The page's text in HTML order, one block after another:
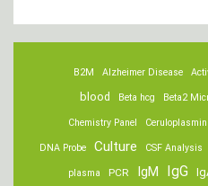
Alzheimer Disease
B2M
Beta2
Beta hcg
blood
Ceruloplasmin
Chemistry Panel
CSF Analysis
Culture
DNA Probe
IgG
IgM
PCR
plasma